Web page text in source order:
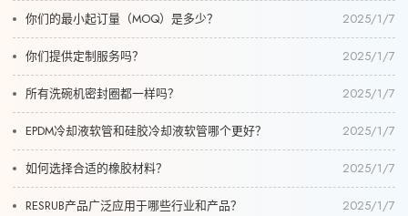
你们的最小起订量（MOQ）是多少？ 2025/1/7
你们提供定制服务吗？ 2025/1/7
所有洗碗机密封圈都一样吗？ 2025/1/7
EPDM冷却液软管和硅胶冷却液软管哪个更好？ 2025/1/7
如何选择合适的橡胶材料？ 2025/1/7
RESRUB产品广泛应用于哪些行业和产品？ 2025/1/7